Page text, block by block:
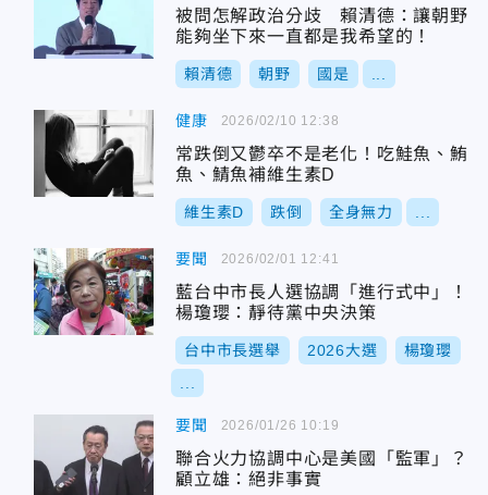
被問怎解政治分歧 賴清德：讓朝野
能夠坐下來一直都是我希望的！
賴清德 朝野 國是
健康
常跌倒又鬱卒不是老化！吃鮭魚、鮪
魚、鯖魚補維生素D
維生素D 跌倒 全身無力
2026/02/10 12:38
要聞
藍台中市長人選協調「進行式中」！
楊瓊瓔：靜待黨中央決策
台中市長選舉 2026大選 楊瓊瓔
2026/02/01 12:41
要聞
聯合火力協調中心是美國「監軍」？
顧立雄：絕非事實
2026/01/26 10:19